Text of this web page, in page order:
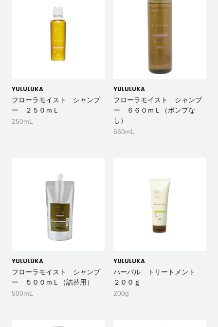
YULULUKA
フローラモイスト シャンプ
ー ２５０ｍＬ
250mL
YULULUKA
フローラモイスト シャンプ
ー ６６０ｍＬ（ポンプな
し）
660mL
YULULUKA
フローラモイスト シャンプ
ー ５００ｍＬ（詰替用）
500mL
YULULUKA
ハーバル トリートメント
２００ｇ
200g